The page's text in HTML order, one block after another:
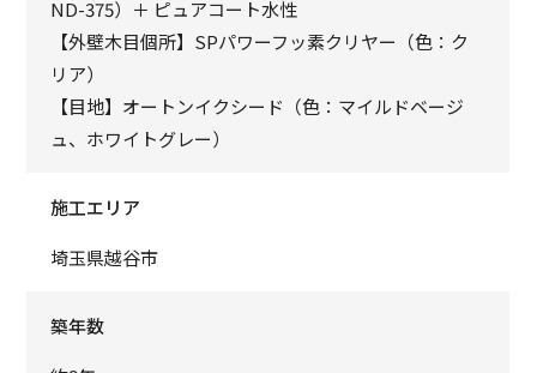
ND-375）＋ ピュアコート水性
【外壁木目個所】SPパワーフッ素クリヤー（色：ク
リア）
【目地】オートンイクシード（色：マイルドベージ
ュ、ホワイトグレー）
施工エリア
埼玉県越谷市
築年数